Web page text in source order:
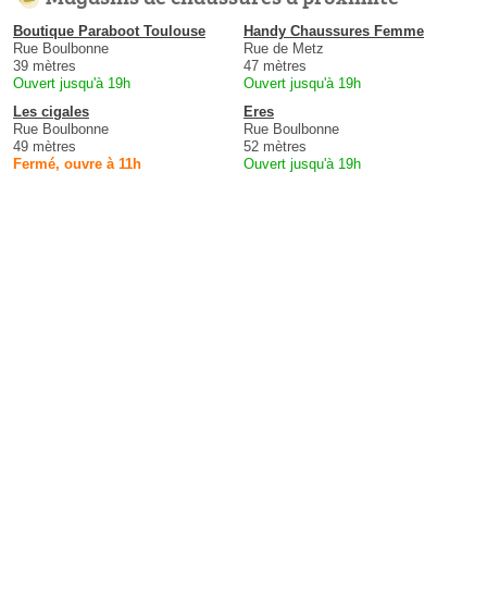
Boutique Paraboot Toulouse
Rue Boulbonne
39 mètres
Ouvert jusqu'à 19h
Handy Chaussures Femme
Rue de Metz
47 mètres
Ouvert jusqu'à 19h
Les cigales
Rue Boulbonne
49 mètres
Fermé, ouvre à 11h
Eres
Rue Boulbonne
52 mètres
Ouvert jusqu'à 19h